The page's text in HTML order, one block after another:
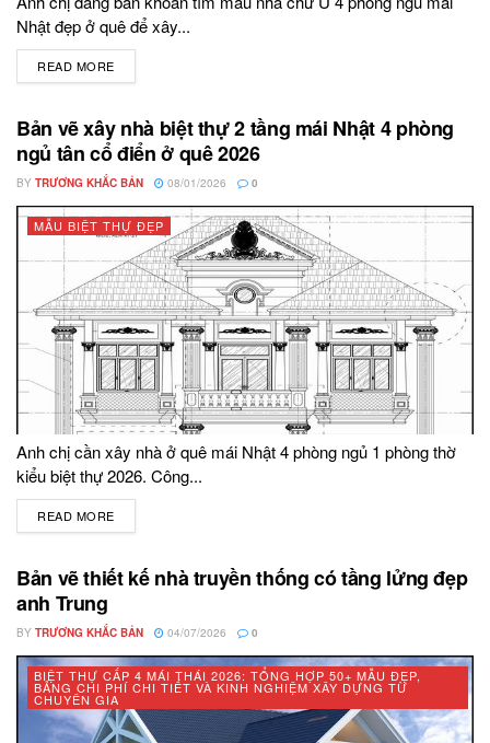
Nhật đẹp ở quê để xây...
READ MORE
Bản vẽ xây nhà biệt thự 2 tầng mái Nhật 4 phòng
ngủ tân cổ điển ở quê 2026
BY TRƯƠNG KHẮC BẢN 08/01/2026 0
MẪU BIỆT THỰ ĐẸP
Anh chị cần xây nhà ở quê mái Nhật 4 phòng ngủ 1 phòng thờ
kiểu biệt thự 2026. Công...
READ MORE
Bản vẽ thiết kế nhà truyền thống có tầng lửng đẹp
anh Trung
BY TRƯƠNG KHẮC BẢN 04/07/2026 0
BIỆT THỰ CẤP 4 MÁI THÁI 2026: TỔNG HỢP 50+ MẪU ĐẸP,
BẢNG CHI PHÍ CHI TIẾT VÀ KINH NGHIỆM XÂY DỰNG TỪ
CHUYÊN GIA